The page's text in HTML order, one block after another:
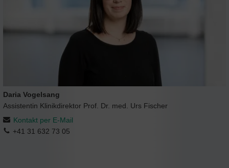
Daria Vogelsang
Assistentin Klinikdirektor Prof. Dr. med. Urs Fischer
Kontakt per E-Mail
+41 31 632 73 05